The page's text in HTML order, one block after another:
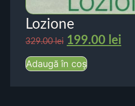
Lozione
329.00lei 199.00 lei
Adaugă în coș